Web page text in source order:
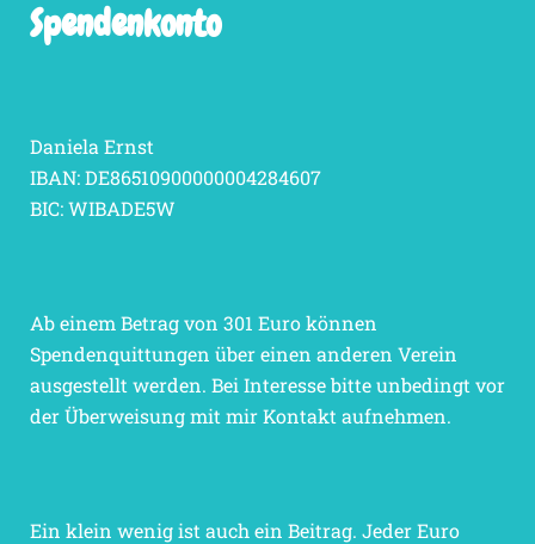
Spendenkonto
Daniela Ernst
IBAN: DE86510900000004284607
BIC: WIBADE5W
Ab einem Betrag von 301 Euro können
Spendenquittungen über einen anderen Verein
ausgestellt werden. Bei Interesse bitte unbedingt vor
der Überweisung mit mir Kontakt aufnehmen.
Ein klein wenig ist auch ein Beitrag. Jeder Euro